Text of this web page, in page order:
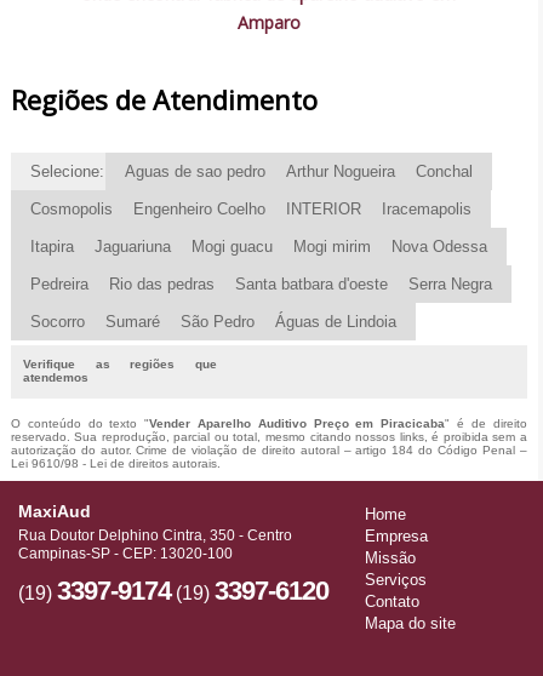
Amparo
Regiões de Atendimento
Selecione: Aguas de sao pedro Arthur Nogueira Conchal
Cosmopolis Engenheiro Coelho INTERIOR Iracemapolis
Itapira Jaguariuna Mogi guacu Mogi mirim Nova Odessa
Pedreira Rio das pedras Santa batbara d'oeste Serra Negra
Socorro Sumaré São Pedro Águas de Lindoia
Verifique as regiões que
atendemos
O conteúdo do texto "Vender Aparelho Auditivo Preço em Piracicaba" é de direito
reservado. Sua reprodução, parcial ou total, mesmo citando nossos links, é proibida sem a
autorização do autor. Crime de violação de direito autoral – artigo 184 do Código Penal –
Lei 9610/98 - Lei de direitos autorais.
MaxiAud
Rua Doutor Delphino Cintra, 350 - Centro
Campinas-SP - CEP: 13020-100
(19) 3397-9174(19) 3397-6120
Home
Empresa
Missão
Serviços
Contato
Mapa do site